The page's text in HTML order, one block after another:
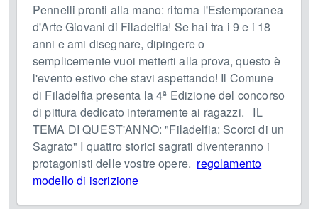
Pennelli pronti alla mano: ritorna l'Estemporanea
d'Arte Giovani di Filadelfia! Se hai tra i 9 e i 18
anni e ami disegnare, dipingere o
semplicemente vuoi metterti alla prova, questo è
l'evento estivo che stavi aspettando! Il Comune
di Filadelfia presenta la 4ª Edizione del concorso
di pittura dedicato interamente ai ragazzi. IL
TEMA DI QUEST'ANNO: "Filadelfia: Scorci di un
Sagrato" I quattro storici sagrati diventeranno i
protagonisti delle vostre opere. regolamento
modello di iscrizione